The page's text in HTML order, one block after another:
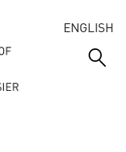
ENGLISH